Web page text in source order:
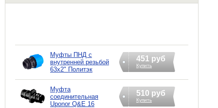
Муфты ПНД с
внутренней резьбой
63x2" Политэк
451 руб
Купить
Муфта
соединительная
Uponor Q&E 16
510 руб
Купить